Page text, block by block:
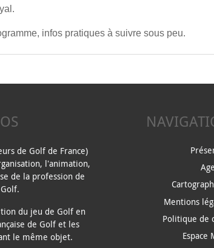
infos pratiques à suivre sous peu.
de Golf de France)
l'animation,
de la profession de
du jeu de Golf en
de Golf et les
le même objet.
Mentions
Politique de
Espace